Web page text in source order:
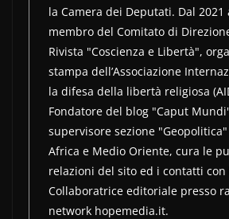
la Camera dei Deputati. Dal 2021
membro del Comitato di
Rivista "Coscienza e Libertà",
stampa dell’Associazione
la difesa della libertà religiosa
Fondatore del blog "Caput
supervisore sezione
Africa e Medio Oriente, cura le
relazioni del sito ed i contatti con
Collaboratrice editoriale presso
network hopemedia.it.